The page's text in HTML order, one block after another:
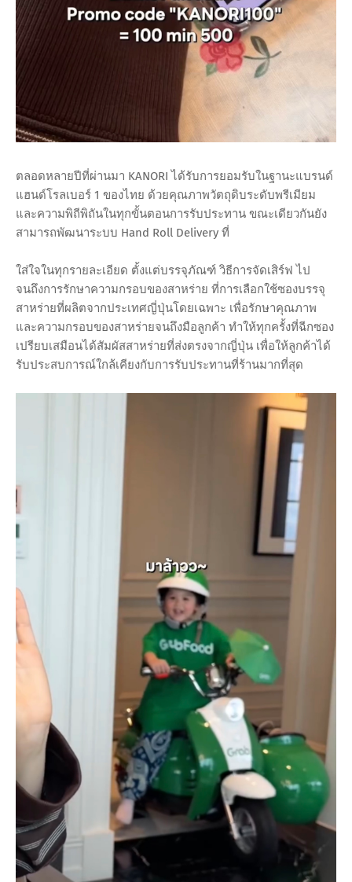
ตลอดหลายปีที่ผ่านมา KANORI ได้รับการยอมรับในฐานะแบรนด์
แฮนด์โรลเบอร์ 1 ของไทย ด้วยคุณภาพวัตถุดิบระดับพรีเมียม
และความพิถีพิถันในทุกขั้นตอนการรับประทาน ขณะเดียวกันยัง
สามารถพัฒนาระบบ Hand Roll Delivery ที่
ใส่ใจในทุกรายละเอียด ตั้งแต่บรรจุภัณฑ์ วิธีการจัดเสิร์ฟ ไป
จนถึงการรักษาความกรอบของสาหร่าย ที่การเลือกใช้ซองบรรจุ
สาหร่ายที่ผลิตจากประเทศญี่ปุ่นโดยเฉพาะ เพื่อรักษาคุณภาพ
และความกรอบของสาหร่ายจนถึงมือลูกค้า ทำให้ทุกครั้งที่ฉีกซอง
เปรียบเสมือนได้สัมผัสสาหร่ายที่ส่งตรงจากญี่ปุ่น เพื่อให้ลูกค้าได้
รับประสบการณ์ใกล้เคียงกับการรับประทานที่ร้านมากที่สุด